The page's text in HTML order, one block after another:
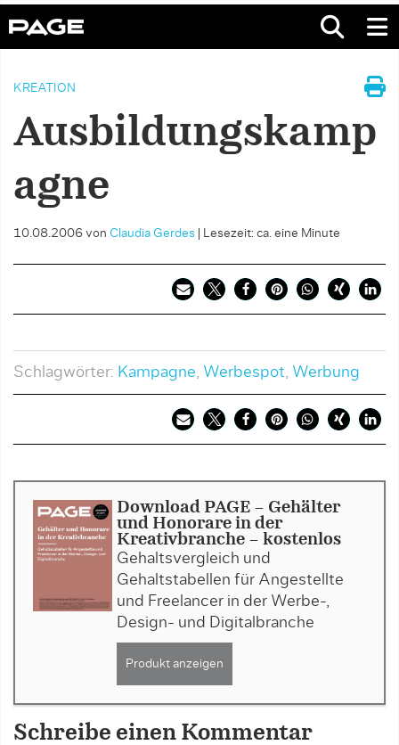
KREATION
Ausbildungskamp
agne
10.08.2006 von Claudia Gerdes Lesezeit: ca. eine Minute
Schlagwörter: Kampagne, Werbespot, Werbung
Download PAGE - Gehälter
und Honorare in der
Kreativbranche - kostenlos
Gehaltsvergleich und
Gehaltstabellen für Angestellte
und Freelancer in der Werbe-,
Design- und Digitalbranche
Produkt anzeigen
Schreibe einen Kommentar